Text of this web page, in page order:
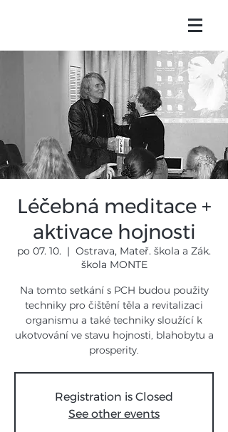
Léčebná meditace +
aktivace hojnosti
po 07. 10.
  |
Ostrava, Mateř. škola a Zák.
škola MONTE
Na tomto setkání s PCH budou použity
techniky pro čištění těla a revitalizaci
organismu a také techniky sloužící k
ukotvování ve stavu hojnosti, blahobytu a
prosperity.
Registration is Closed
See other events